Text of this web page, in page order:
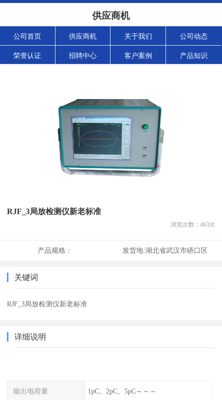
供应商机
公司首页 供应商机 关于我们 公司动态
荣誉认证 招聘中心 客户案例 产品知识
RJF_3局放检测仪新老标准
浏览次数： 463次
产品规格： 发货地:湖北省武汉市硚口区
关键词
RJF_3局放检测仪新老标准
详细说明
输出电荷量 1pC、2pC、5pC～～～